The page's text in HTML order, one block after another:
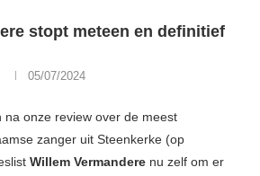
stopt meteen en definitief
05/07/2024
na onze review over de meest
zanger uit Steenkerke (op
Willem Vermandere nu zelf om er